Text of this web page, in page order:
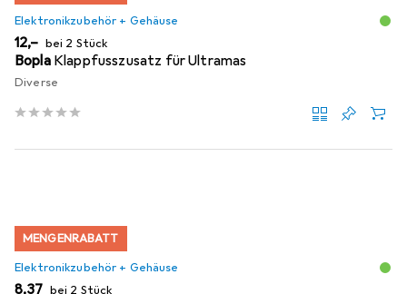
Elektronikzubehör + Gehäuse
EUR
12,– bei 2 Stück
Bopla Klappfusszusatz für Ultramas
Diverse
MENGENRABATT
Elektronikzubehör + Gehäuse
EUR
8,37 bei 2 Stück